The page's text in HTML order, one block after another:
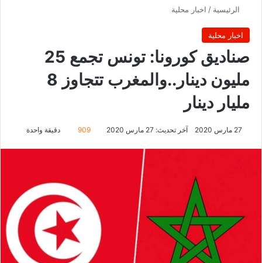
الرئيسية / اخبار محلية
اخبار محلية
صناديق كورونا: تونس تجمع 25
مليون دينار..والمغرب تتجاوز 8
مليار دينار
27 مارس 2020 آخر تحديث: 27 مارس 2020 909 دقيقة واحدة